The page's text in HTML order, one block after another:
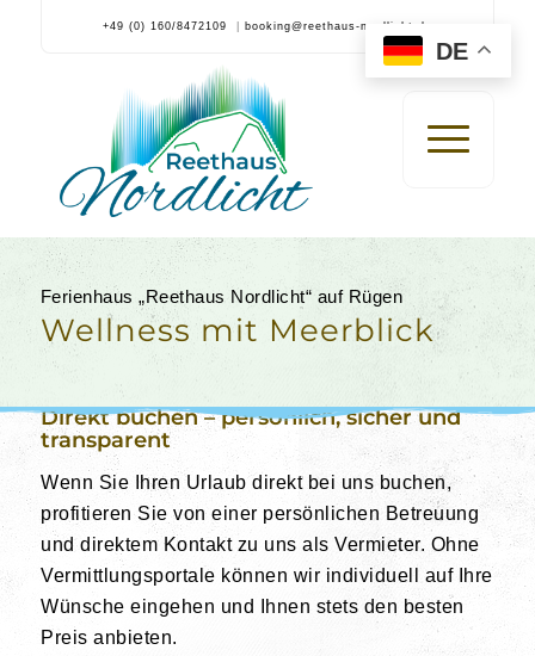
+49 (0) 160/8472109 booking@reethaus-nordlicht.de
Ferienhaus „Reethaus Nordlicht“ auf Rügen
Wellness mit Meerblick
Direkt buchen – persönlich, sicher und
transparent
Wenn Sie Ihren Urlaub direkt bei uns buchen,
profitieren Sie von einer persönlichen Betreuung
und direktem Kontakt zu uns als Vermieter. Ohne
Vermittlungsportale können wir individuell auf Ihre
Wünsche eingehen und Ihnen stets den besten
Preis anbieten.
DE